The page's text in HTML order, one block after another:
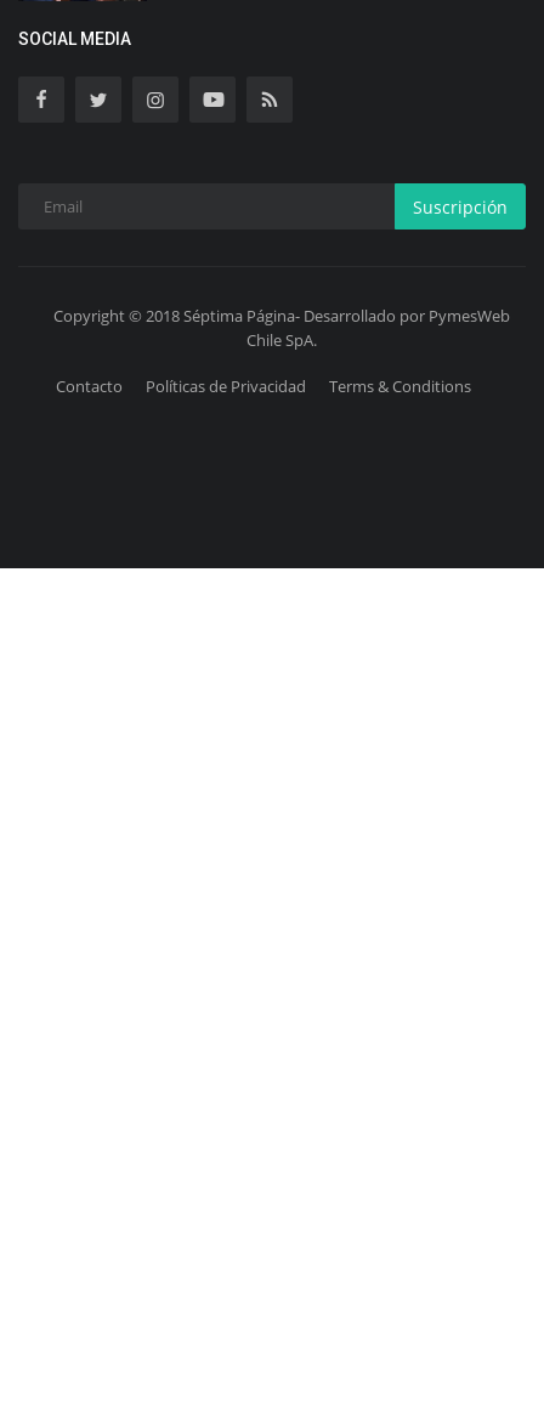
SOCIAL MEDIA
Suscripción
Copyright © 2018 Séptima Página- Desarrollado por PymesWeb
Chile SpA.
Contacto Políticas de Privacidad Terms & Conditions